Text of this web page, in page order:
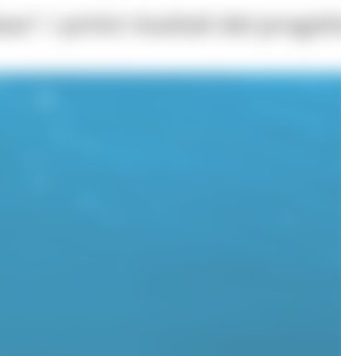
i primi risultati del progetto